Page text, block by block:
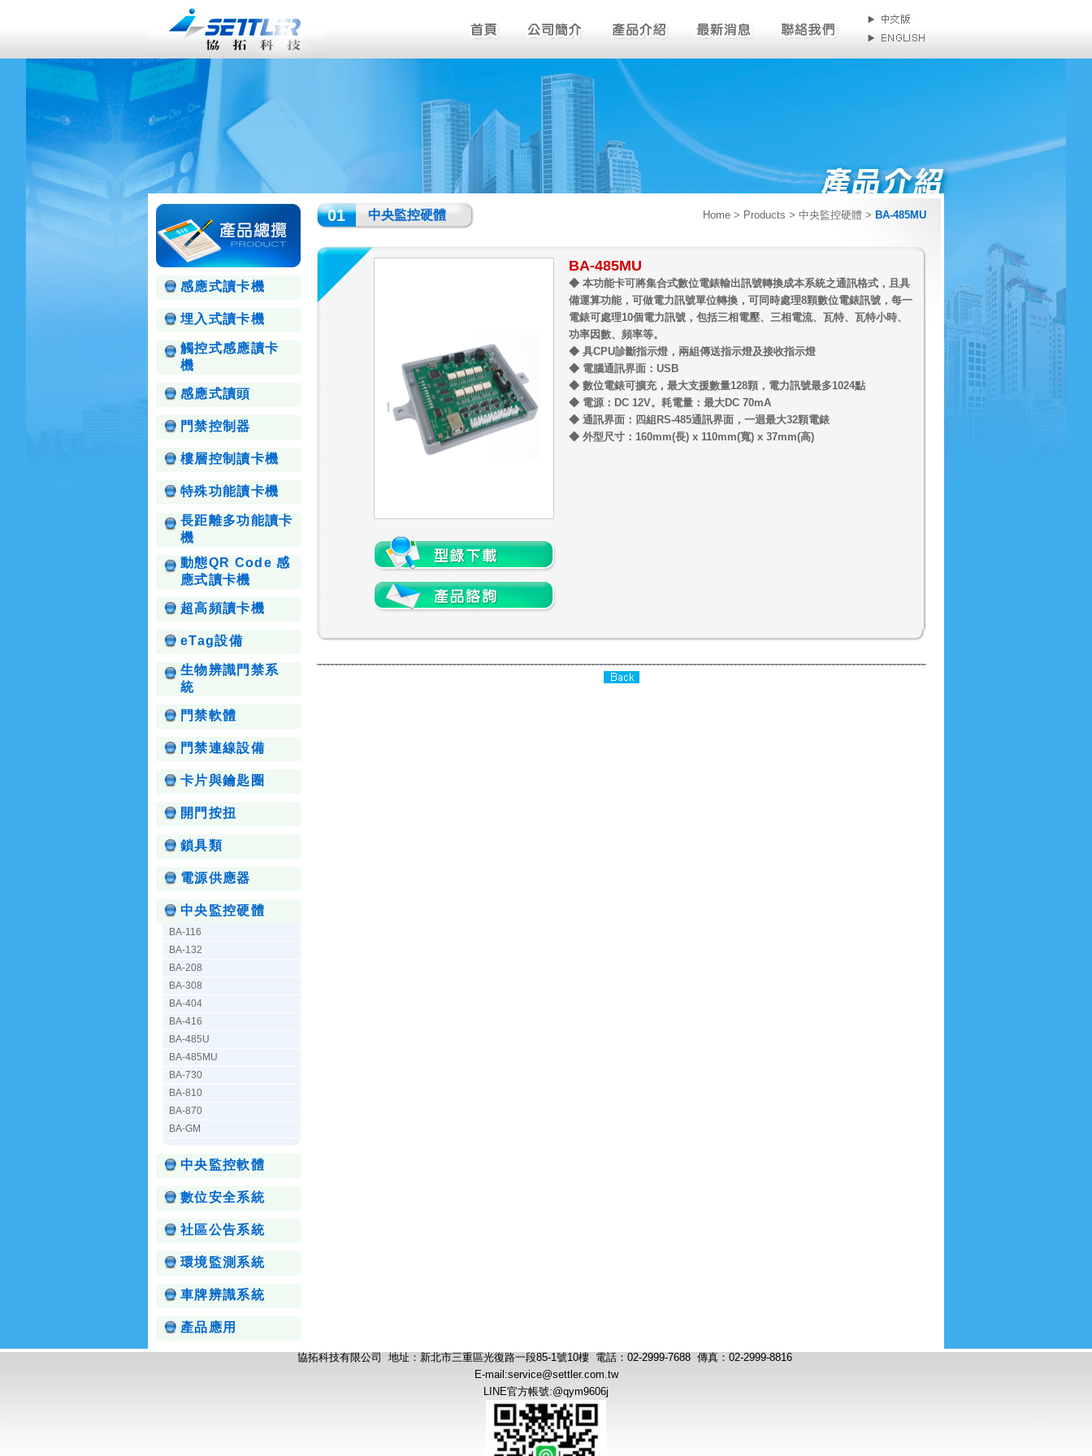
感應式讀卡機
埋入式讀卡機
觸控式感應讀卡
機
感應式讀頭
門禁控制器
樓層控制讀卡機
特殊功能讀卡機
長距離多功能讀卡
機
動態QR Code 感
應式讀卡機
超高頻讀卡機
eTag設備
生物辨識門禁系
統
門禁軟體
門禁連線設備
卡片與鑰匙圈
開門按扭
鎖具類
電源供應器
中央監控硬體
BA-116
BA-132
BA-208
BA-308
BA-404
BA-416
BA-485U
BA-485MU
BA-730
BA-810
BA-870
BA-GM
中央監控軟體
數位安全系統
社區公告系統
環境監測系統
車牌辨識系統
產品應用
01 中央監控硬體 Home > Products > 中央監控硬體 > BA-485MU
BA-485MU
◆ 本功能卡可將集合式數位電錶輸出訊號轉換成本系統之通訊格式，且具
備運算功能，可做電力訊號單位轉換，可同時處理8顆數位電錶訊號，每一
電錶可處理10個電力訊號，包括三相電壓、 三相電流、瓦特、瓦特小時、
功率因數、頻率等。
◆ 具CPU診斷指示燈，兩組傳送指示燈及接收指示燈
◆ 電腦通訊界面：USB
◆ 數位電錶可擴充，最大支援數量128顆，電力訊號最多1024點
◆ 電源：DC 12V。耗電量：最大DC 70mA
◆ 通訊界面：四組RS-485通訊界面，一迴最大32顆電錶
◆ 外型尺寸：160mm(長) x 110mm(寬) x 37mm(高)
協拓科技有限公司 地址：新北市三重區光復路一段85-1號10樓 電話：02-2999-7688 傳真：02-2999-8816
E-mail:service@settler.com.tw
LINE官方帳號:@qym9606j